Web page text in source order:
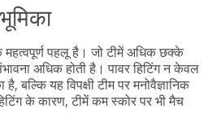
महत्वपूर्ण पहलू है। जो टीमें अधिक छक्के
अधिक होती है। पावर हिटिंग न केवल
बल्कि यह विपक्षी टीम पर मनोवैज्ञानिक
के कारण, टीमें कम स्कोर पर भी मैच